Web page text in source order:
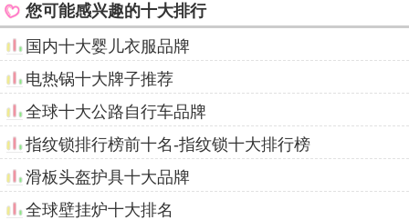
您可能感兴趣的十大排行
国内十大婴儿衣服品牌
电热锅十大牌子推荐
全球十大公路自行车品牌
指纹锁排行榜前十名-指纹锁十大排行榜
滑板头盔护具十大品牌
全球壁挂炉十大排名